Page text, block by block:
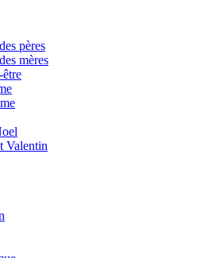
pères
mères
Valentin